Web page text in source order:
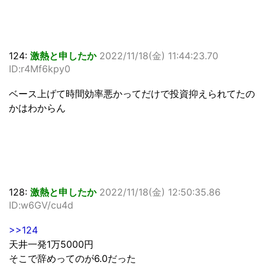
124: 激熱と申したか 2022/11/18(金) 11:44:23.70
ID:r4Mf6kpy0
ベース上げて時間効率悪かってだけで投資抑えられてたの
かはわからん
128: 激熱と申したか 2022/11/18(金) 12:50:35.86
ID:w6GV/cu4d
>>124
天井一発1万5000円
そこで辞めってのが6.0だった